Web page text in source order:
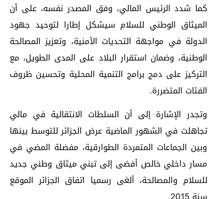
كما شدد الرئيس المالي، وفق المصدر نفسه، على أن
الميثاق الوطني للسلام سيشكل إطارا لتوحيد جهود
الدولة في مواجهة التحديات الأمنية، وتعزيز المصالحة
الوطنية، وضمان استقرار البلاد على المدى الطويل، مع
التركيز على دمج برامج التنمية المحلية وتحسين ظروف
الفئات المتضررة.
وتجدر الإشارة إلى أن السلطات الانتقالية في مالي
تجاهلت في الشهور الماضية عرض الجزائر للتوسط بينها
وبين الجماعات المتمردة الطوارقية، مفضلة المضي في
مسار داخلي خالص أفضى إلى تبني ميثاق وطني جديد
للسلام والمصالحة، ألغى رسميا اتفاق الجزائر الموقع